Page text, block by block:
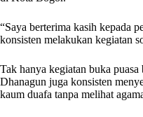
“Saya berterima kasih kepada
konsisten melakukan kegiatan
Tak hanya kegiatan buka puasa
Dhanagun juga konsisten
kaum duafa tanpa melihat